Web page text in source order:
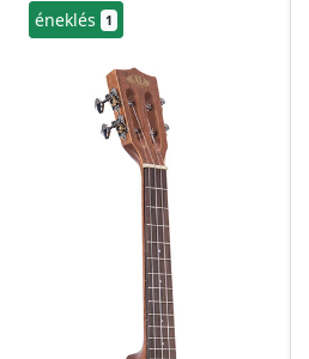
éneklés 1